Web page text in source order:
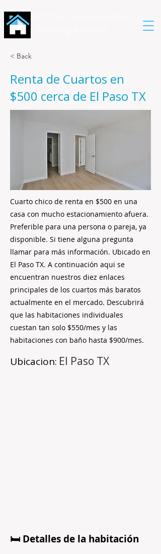
< Back
Renta de Cuartos en
$500 cerca de El Paso TX
Cuarto chico de renta en $500 en una
casa con mucho estacionamiento afuera.
Preferible para una persona o pareja, ya
disponible. Si tiene alguna pregunta
llamar para más información. Ubicado en
El Paso TX. A continuación aqui se
encuentran nuestros diez enlaces
principales de los cuartos más baratos
actualmente en el mercado. Descubrirá
que las habitaciones individuales
cuestan tan solo $550/mes y las
habitaciones con baño hasta $900/mes.
Ubicacion: El Paso TX
🛏️ Detalles de la habitación